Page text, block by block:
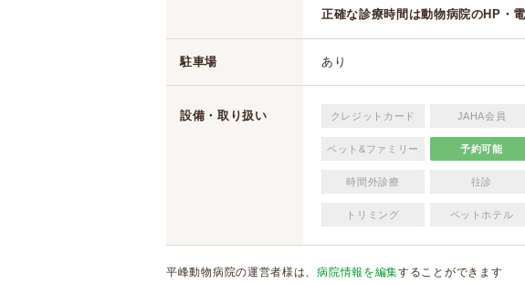
正確な診療時間は動物病院のHP・
駐車場 あり
設備・取り扱い クレジットカード JAHA会員
ペット&ファミリー 予約可能
時間外診療 往診
トリミング ペットホテル
平峰動物病院の運営者様は、病院情報を編集することができます